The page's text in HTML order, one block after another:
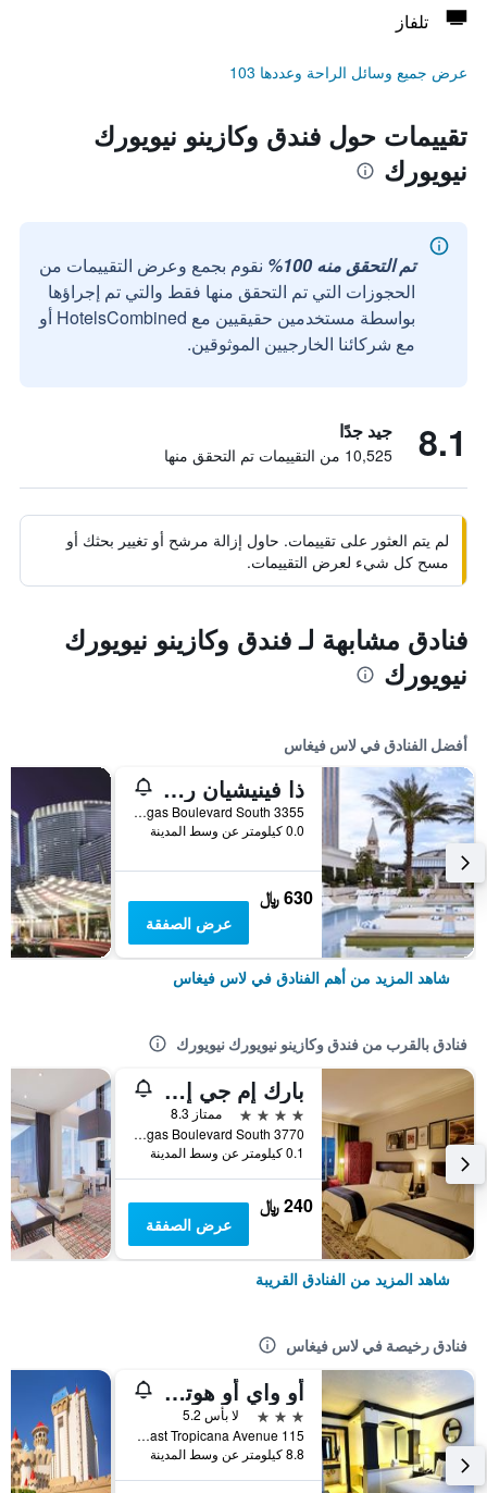
تلفاز
عرض جميع وسائل الراحة وعددها 103
تقييمات حول فندق وكازينو نيويورك
نيويورك
تم التحقق منه 100%
نقوم بجمع وعرض التقييمات من
الحجوزات التي تم التحقق منها فقط والتي تم إجراؤها
بواسطة مستخدمين حقيقيين مع HotelsCombined أو
مع شركائنا الخارجيين الموثوقين.
8.1 جيد جدًا
10,525 من التقييمات تم التحقق منها
لم يتم العثور على تقييمات. حاول إزالة مرشح أو تغيير بحثك أو
مسح كل شيء لعرض التقييمات.
فنادق مشابهة لـ فندق وكازينو نيويورك
نيويورك
أفضل الفنادق في لاس فيغاس
ذا فينيشيان ريزورت لاس فيجاس
3355 Las Vegas Boulevard South, لاس فيغاس, NV, الولايات المتحدة الأميريكية
0.0 كيلومتر عن وسط المدينة
630 ﷼
عرض الصفقة
شاهد المزيد من أهم الفنادق في لاس فيغاس
فنادق بالقرب من فندق وكازينو نيويورك نيويورك
بارك إم جي إم لاس فيغاس
4 نجوم
ممتاز 8.3
3770 Las Vegas Boulevard South, لاس فيغاس, NV, الولايات المتحدة الأميريكية
0.1 كيلومتر عن وسط المدينة
240 ﷼
عرض الصفقة
شاهد المزيد من الفنادق القريبة
فنادق رخيصة في لاس فيغاس
أو واي أو هوتل آند كازينو لاس فيجاس
3 نجوم
لا بأس 5.2
115 East Tropicana Avenue, لاس فيغاس, NV, الولايات المتحدة الأميريكية
8.8 كيلومتر عن وسط المدينة